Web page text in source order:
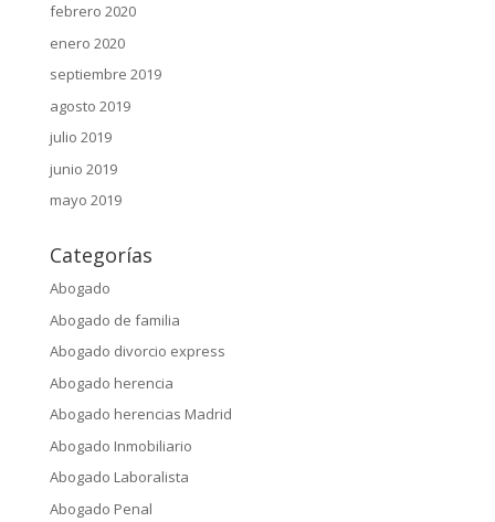
febrero 2020
enero 2020
septiembre 2019
agosto 2019
julio 2019
junio 2019
mayo 2019
Categorías
Abogado
Abogado de familia
Abogado divorcio express
Abogado herencia
Abogado herencias Madrid
Abogado Inmobiliario
Abogado Laboralista
Abogado Penal